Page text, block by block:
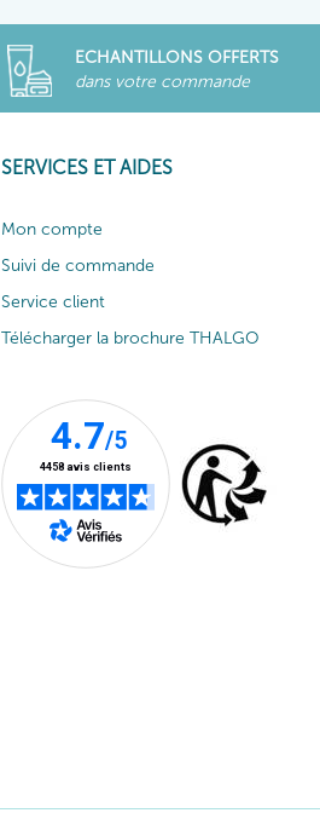
ECHANTILLONS OFFERTS
dans votre commande
SERVICES ET AIDES
Mon compte
Suivi de commande
Service client
Télécharger la brochure THALGO